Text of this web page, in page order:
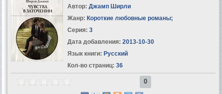
Автор: Джамп Ширли
Жанр: Короткие любовные романы;
Серия: 3
Дата добавления: 2013-10-30
Язык книги: Русский
Кол-во страниц: 36
0